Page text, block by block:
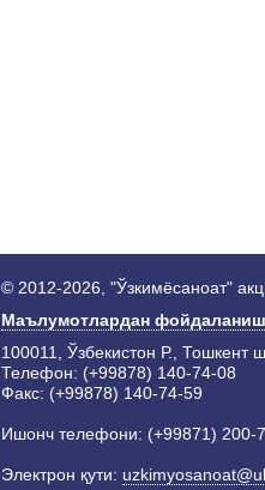
© 2012-2026, "Ўзкимёсаноат"
Маълумотлардан
100011, Ўзбекистон Р., Тошкент
Телефон: (+99878) 140-74-08
Факс: (+99878) 140-74-59
Ишонч телефони: (+99871) 200-
Электрон қути: